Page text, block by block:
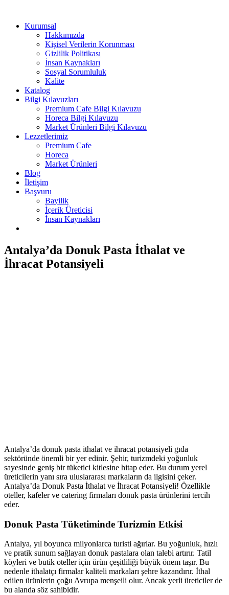
Kurumsal
Hakkımızda
Kişisel Verilerin Korunması
Gizlilik Politikası
İnsan Kaynakları
Sosyal Sorumluluk
Kalite
Katalog
Bilgi Kılavuzları
Premium Cafe Bilgi Kılavuzu
Horeca Bilgi Kılavuzu
Market Ürünleri Bilgi Kılavuzu
Lezzetlerimiz
Premium Cafe
Horeca
Market Ürünleri
Blog
İletişim
Başvuru
Bayilik
İçerik Üreticisi
İnsan Kaynakları
Antalya’da Donuk Pasta İthalat ve
İhracat Potansiyeli
Antalya’da donuk pasta ithalat ve ihracat potansiyeli gıda
sektöründe önemli bir yer edinir. Şehir, turizmdeki yoğunluk
sayesinde geniş bir tüketici kitlesine hitap eder. Bu durum yerel
üreticilerin yanı sıra uluslararası markaların da ilgisini çeker.
Antalya’da Donuk Pasta İthalat ve İhracat Potansiyeli! Özellikle
oteller, kafeler ve catering firmaları donuk pasta ürünlerini tercih
eder.
Donuk Pasta Tüketiminde Turizmin Etkisi
Antalya, yıl boyunca milyonlarca turisti ağırlar. Bu yoğunluk, hızlı
ve pratik sunum sağlayan donuk pastalara olan talebi artırır. Tatil
köyleri ve butik oteller için ürün çeşitliliği büyük önem taşır. Bu
nedenle ithalatçı firmalar kaliteli markaları şehre kazandırır. İthal
edilen ürünlerin çoğu Avrupa menşeili olur. Ancak yerli üreticiler de
bu alanda söz sahibidir.